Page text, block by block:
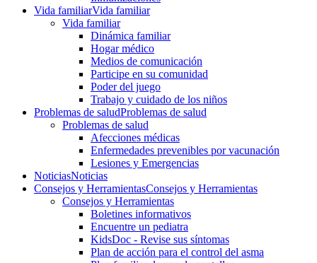
Vida familiarVida familiar
Vida familiar
Dinámica familiar
Hogar médico
Medios de comunicación
Participe en su comunidad
Poder del juego
Trabajo y cuidado de los niños
Problemas de saludProblemas de salud
Problemas de salud
Afecciones médicas
Enfermedades prevenibles por vacunación
Lesiones y Emergencias
NoticiasNoticias
Consejos y HerramientasConsejos y Herramientas
Consejos y Herramientas
Boletines informativos
Encuentre un pediatra
KidsDoc - Revise sus síntomas
Plan de acción para el control del asma